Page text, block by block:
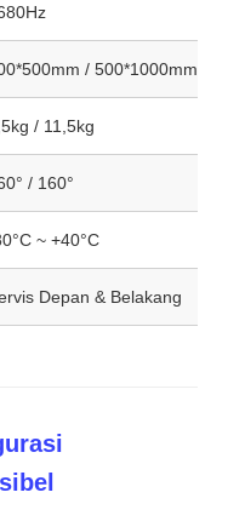
/ 500*1000mm
/ 11,5kg
/ 160°
~ +40°C
Depan & Belakang